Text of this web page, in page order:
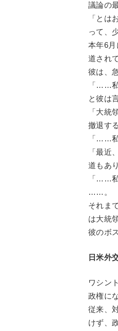
議論の
「とは
って、
本年6
道され
彼は、
「……
と彼は
「大統
撤退す
「……
「最近
道もあ
「……
……。
それま
は大統
彼のボ
日米外
ワシン
政権に
従来、
けず、